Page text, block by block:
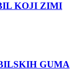
KOJI ZIMI
GUMA